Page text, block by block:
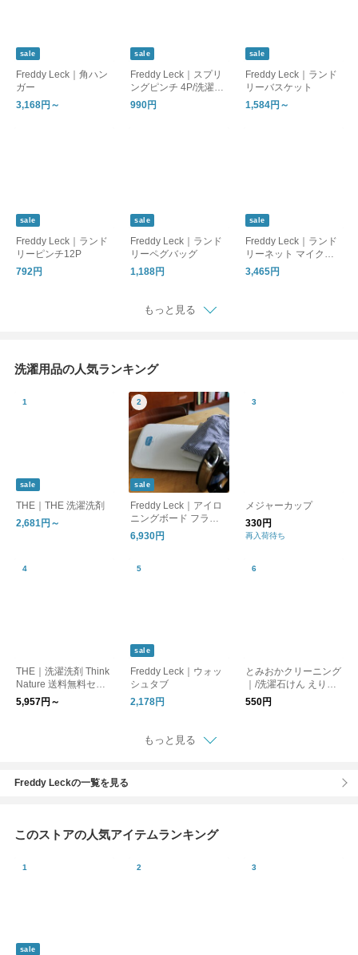
sale
Freddy Leck｜角ハン
ガー
3,168円～
sale
Freddy Leck｜スプリ
ングピンチ 4P/洗濯ば
さみ ステンレス
990円
sale
Freddy Leck｜ランド
リーバスケット
1,584円～
sale
Freddy Leck｜ランド
リーピンチ12P
792円
sale
Freddy Leck｜ランド
リーペグバッグ
1,188円
sale
Freddy Leck｜ランド
リーネット マイクロ/
洗濯ネット
3,465円
もっと見る
洗濯用品の人気ランキング
sale
THE｜THE 洗濯洗剤
2,681円～
sale
Freddy Leck｜アイロ
ニングボード フラッ
トタイプ
6,930円
メジャーカップ
330円
再入荷待ち
THE｜洗濯洗剤 Think
Nature 送料無料セッ
ト
5,957円～
sale
Freddy Leck｜ウォッ
シュタブ
2,178円
とみおかクリーニング
｜/洗濯石けん えりそ
で用
550円
もっと見る
Freddy Leckの一覧を見る
このストアの人気アイテムランキング
sale